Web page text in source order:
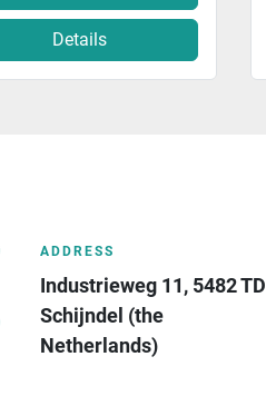
Details
ADDRESS
Industrieweg 11, 5482 TD
Schijndel (the
Netherlands)